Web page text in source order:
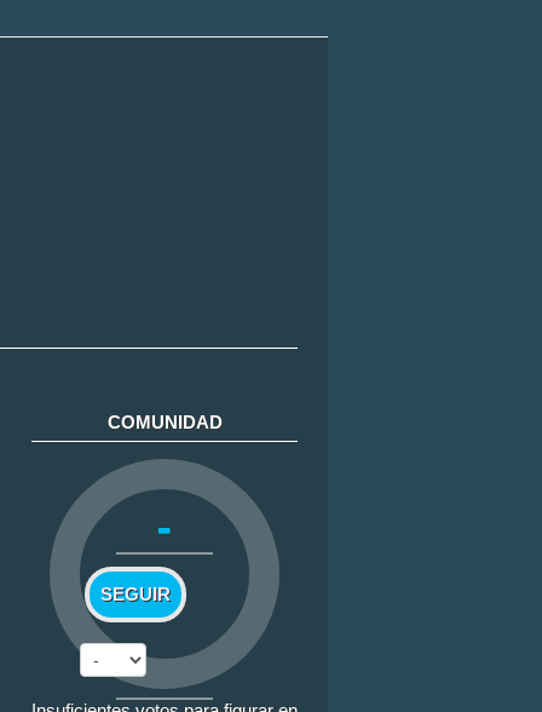
COMUNIDAD
-
SEGUIR